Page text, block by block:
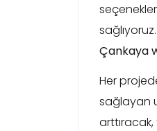
Çankaya
Her
sağlayan